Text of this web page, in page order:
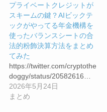
プライベートクレジットが
スキームの鍵？AIビックテ
ックがやってる年金機構を
使ったバランスシートの合
法的粉飾決算方法をまとめ
てみた
https://twitter.com/cryptothe
doggy/status/20582616…
2026年5月24日
まとめ